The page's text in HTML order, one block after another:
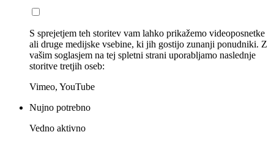
S sprejetjem teh storitev vam lahko prikažemo videoposnetke
ali druge medijske vsebine, ki jih gostijo zunanji ponudniki. Z
vašim soglasjem na tej spletni strani uporabljamo naslednje
storitve tretjih oseb:
Vimeo, YouTube
Nujno potrebno
Vedno aktivno